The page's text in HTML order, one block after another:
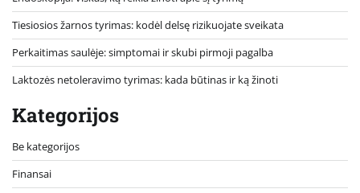
Tiesiosios žarnos tyrimas: kodėl delsę rizikuojate sveikata
Perkaitimas saulėje: simptomai ir skubi pirmoji pagalba
Laktozės netoleravimo tyrimas: kada būtinas ir ką žinoti
Kategorijos
Be kategorijos
Finansai